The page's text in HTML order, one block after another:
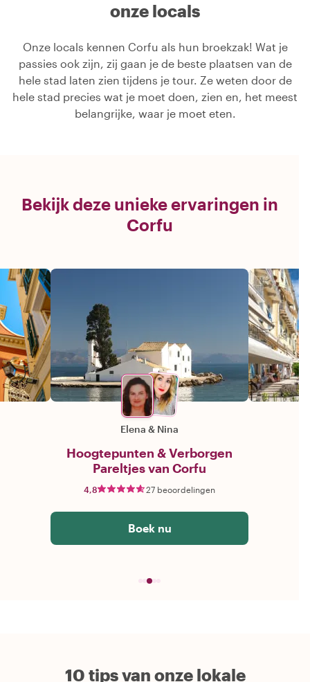
onze locals
Onze locals kennen Corfu als hun broekzak! Wat je
passies ook zijn, zij gaan je de beste plaatsen van de
hele stad laten zien tijdens je tour. Ze weten door de
hele stad precies wat je moet doen, zien en, het meest
belangrijke, waar je moet eten.
Bekijk deze unieke ervaringen in
Corfu
Elena & Nina
Hoogtepunten & Verborgen
Pareltjes van Corfu
4,8 27 beoordelingen
Boek nu
10 tips van onze lokale